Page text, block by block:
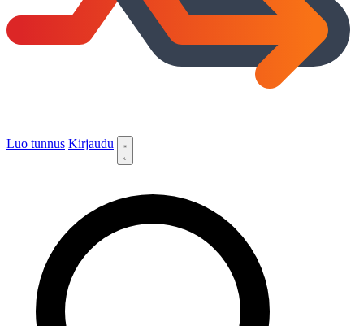
Luo tunnus Kirjaudu